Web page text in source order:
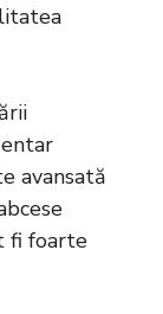
avansată
fi foarte